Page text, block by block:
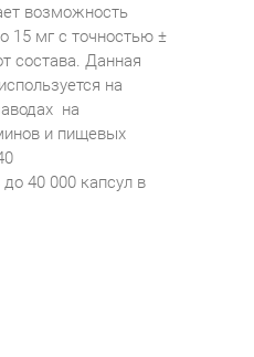
возможность
15 мг с точностью ±
состава. Данная
на
на
и пищевых
40 000 капсул в